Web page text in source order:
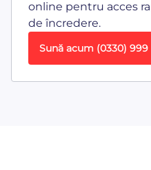
online pentru acces
de încredere.
Sună acum (0330) 999